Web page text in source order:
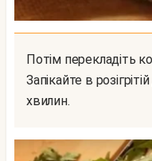
Потім перекладіть короп на деко, полийте соусом.
Запікайте в
хвилин.